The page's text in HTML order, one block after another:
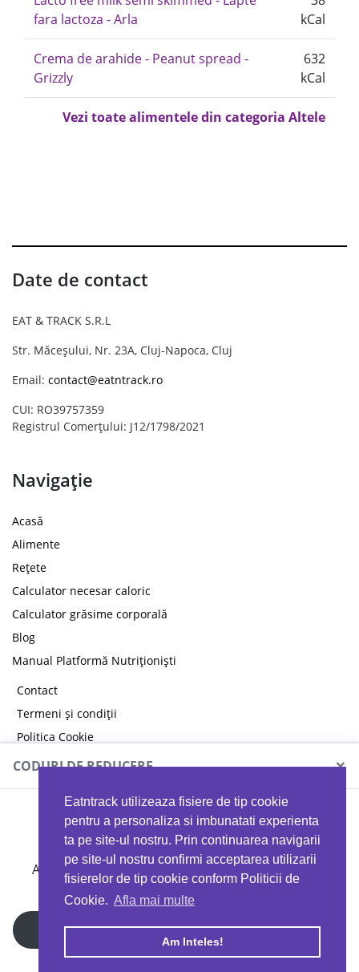
Eatntrack utilizeaza fisiere de tip cookie
pentru a personaliza si imbunatati experienta
ta pe site-ul nostru. Prin continuarea navigarii
pe site-ul nostru confirmi acceptarea utilizarii
fisierelor de tip cookie conform Politicii de
Cookie. Afla mai multe
Am Inteles!
fara lactoza - Arla
kCal
Crema de arahide - Peanut spread -
Grizzly
632
kCal
Vezi toate alimentele din categoria Altele
Date de contact
EAT & TRACK S.R.L
Str. Măceșului, Nr. 23A, Cluj-Napoca, Cluj
Email: contact@eatntrack.ro
CUI: RO39757359
Registrul Comerțului: J12/1798/2021
Navigație
Acasă
Alimente
Rețete
Calculator necesar caloric
Calculator grăsime corporală
Blog
Manual Platformă Nutriționiști
Contact
Termeni și condiții
Politica Cookie
Politica de confidențialitate
Copyright © 2026 EAT & TRACK S.R.L
CODURI DE REDUCERE ×
MYPROTEIN
Ai 40%reducere la orice comandă folosind codul
EATTRACK
Profită acum